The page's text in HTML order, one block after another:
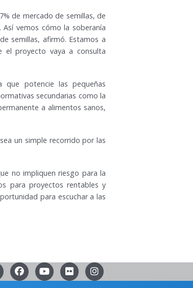
de mercado de semillas, de
vemos cómo la soberanía
semillas, afirmó. Estamos a
proyecto vaya a consulta
que potencie las pequeñas
secundarias como la
a alimentos sanos,
un simple recorrido por las
no impliquen riesgo para la
para proyectos rentables y
para escuchar a las